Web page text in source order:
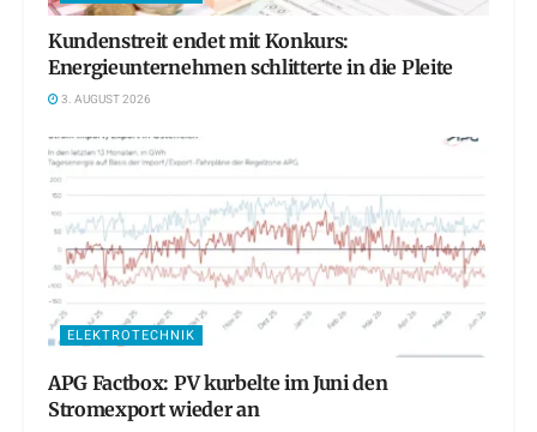
Kundenstreit endet mit Konkurs:
Energieunternehmen schlitterte in die Pleite
3. AUGUST 2026
ELEKTROTECHNIK
APG Factbox: PV kurbelte im Juni den
Stromexport wieder an